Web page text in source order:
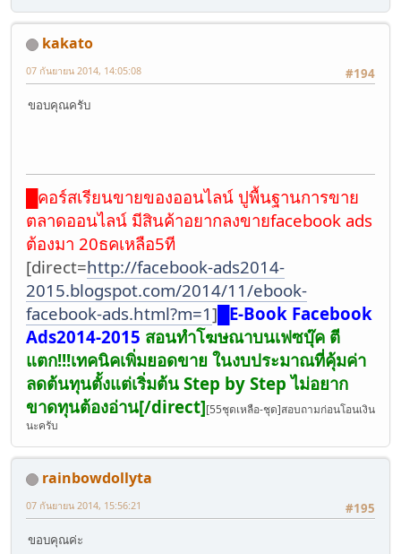
kakato
#194
07 กันยายน 2014, 14:05:08
ขอบคุณครับ
คอร์สเรียนขายของออนไลน์ ปูพื้นฐานการขาย
ตลาดออนไลน์ มีสินค้าอยากลงขายfacebook ads
ต้องมา 20ธคเหลือ5ที
[direct=http://facebook-ads2014-
2015.blogspot.com/2014/11/ebook-
facebook-ads.html?m=1] E-Book Facebook
Ads2014-2015 สอนทำโฆษณาบนเฟซบุ๊ค ตี
แตก!!!เทคนิคเพิ่มยอดขาย ในงบประมาณที่คุ้มค่า
ลดต้นทุนตั้งแต่เริ่มต้น Step by Step ไม่อยาก
ขาดทุนต้องอ่าน[/direct][55ชุดเหลือ-ชุด]สอบถามก่อนโอนเงิน
นะครับ
rainbowdollyta
#195
07 กันยายน 2014, 15:56:21
ขอบคุณค่ะ